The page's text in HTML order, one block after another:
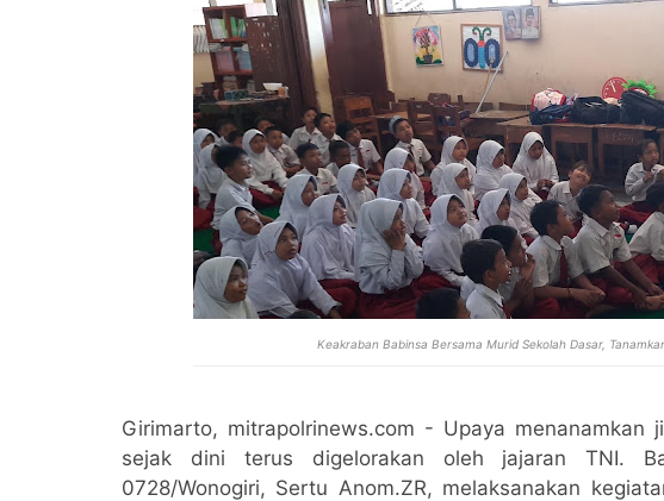
Keakraban Babinsa Bersama Murid Sekolah Dasar,
Girimarto, mitrapolrinews.com - Upaya
sejak dini terus digelorakan oleh jajaran TNI.
0728/Wonogiri, Sertu Anom.ZR, melaksanakan